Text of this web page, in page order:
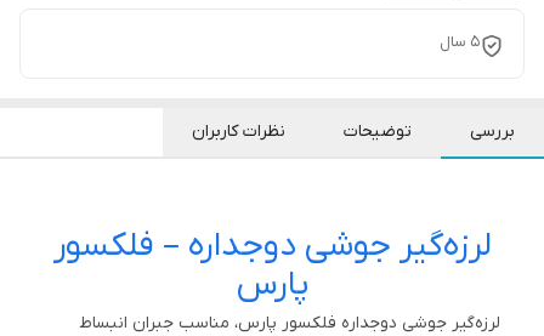
5 سال
بررسی توضیحات نظرات کاربران
لرزه‌گیر جوشی دوجداره – فلکسور
پارس
لرزه‌گیر جوشی دوجداره فلکسور پارس، مناسب جبران انبساط